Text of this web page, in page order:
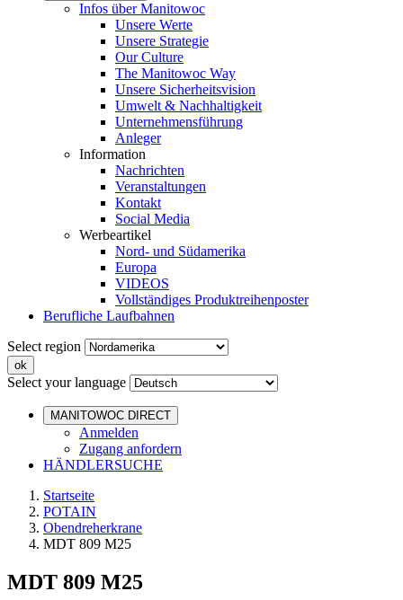
Infos über Manitowoc
Unsere Werte
Unsere Strategie
Our Culture
The Manitowoc Way
Unsere Sicherheitsvision
Umwelt & Nachhaltigkeit
Unternehmensführung
Anleger
Information
Nachrichten
Veranstaltungen
Kontakt
Social Media
Werbeartikel
Nord- und Südamerika
Europa
VIDEOS
Vollständiges Produktreihenposter
Berufliche Laufbahnen
Select region
Select your language
MANITOWOC DIRECT
Anmelden
Zugang anfordern
HÄNDLERSUCHE
Startseite
POTAIN
Obendreherkrane
MDT 809 M25
MDT 809 M25